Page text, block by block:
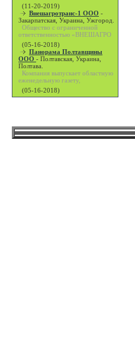
(11-20-2019)
Внешагротранс-1 ООО -
Закарпатская, Украина, Ужгород.
Общество с ограниченной
ответственностью «ВНЕШАГРО
(05-16-2018)
Панорама Полтавщины
ООО - Полтавская, Украина,
Полтава.
Компания выпускает областную
еженедельную газету,
(05-16-2018)